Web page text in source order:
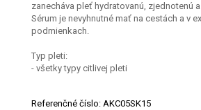
zanecháva pleť hydratovanú, zjednotenú
Sérum je nevyhnutné mať na cestách a v
podmienkach.
Typ pleti:
- všetky typy citlivej pleti
Referenčné číslo: AKC05SK15